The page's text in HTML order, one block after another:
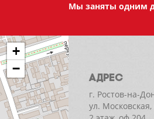
Мы заняты одним
АДРЕС
г. Ростов-на-
ул. Московская,
+
−